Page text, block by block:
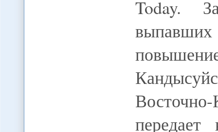
Today.
передает